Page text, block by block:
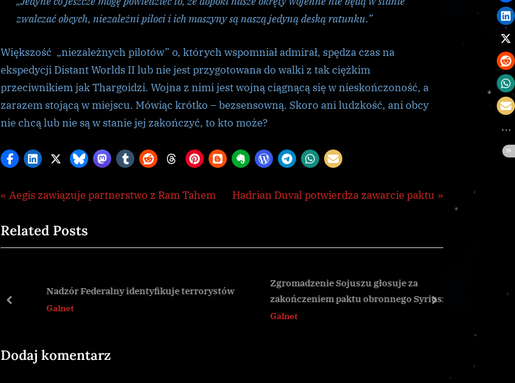
zwalczać obcych, niezależni piloci i ich maszyny są naszą jedyną deską ratunku.”
Większość „niezależnych pilotów” o, których wspomniał admirał, spędza czas na
ekspedycji Distant Worlds II lub nie jest przygotowana do walki z tak ciężkim
przeciwnikiem jak Thargoidzi. Wojna z nimi jest wojną ciągnącą się w nieskończoność, a
zarazem stojącą w miejscu. Mówiąc krótko – bezsensowną. Skoro ani ludzkość, ani obcy
nie chcą lub nie są w stanie jej zakończyć, to kto może?
Galnet
news
Nawigacja
wpisu
P
e
v
u
o
Aegis zawiązuje partnerstwo z Ram Tahem
N
t
Hadrian Duval potwierdza zawarcie paktu
Related Posts
Nadzór Federalny identyfikuje terrorystów
Galnet
Zgromadzenie Sojuszu głosuje za
zakończeniem paktu obronnego Syriusza
Galnet
prev next
Dodaj komentarz